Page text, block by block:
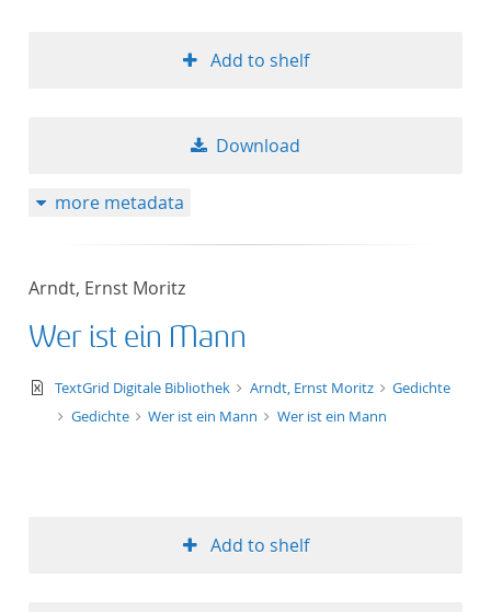
Add to shelf
Download
more metadata
Arndt, Ernst Moritz
Wer ist ein Mann
text/xml
TextGrid Digitale Bibliothek Arndt, Ernst Moritz
Gedichte
Gedichte
Wer ist ein Mann Wer ist ein Mann
Add to shelf